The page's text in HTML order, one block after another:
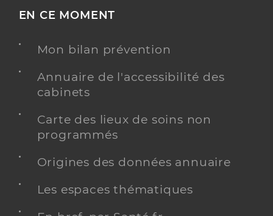
EN CE MOMENT
Mon bilan prévention
Annuaire de l'accessibilité des
cabinets
Carte des lieux de soins non
programmés
Origines des données annuaire
Les espaces thématiques